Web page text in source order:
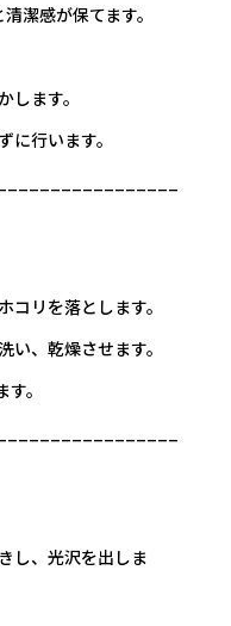
潔感が保てます。
ます。
行います。
リを落とします。
、乾燥させます。
。
し、光沢を出しま